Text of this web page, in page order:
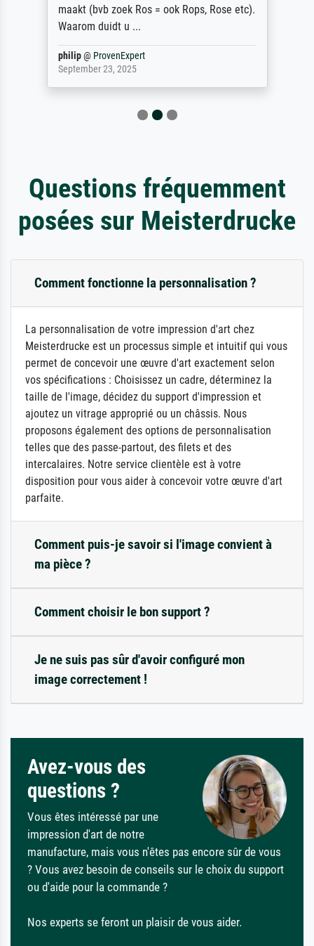
maakt (bvb zoek Ros = ook Rops, Rose etc).
Waarom duidt u ...
philip@ ProvenExpert
September 23, 2025
Questions fréquemment
posées sur Meisterdrucke
Comment fonctionne la personnalisation ?
La personnalisation de votre impression d'art chez
Meisterdrucke est un processus simple et intuitif qui vous
permet de concevoir une œuvre d'art exactement selon
vos spécifications : Choisissez un cadre, déterminez la
taille de l'image, décidez du support d'impression et
ajoutez un vitrage approprié ou un châssis. Nous
proposons également des options de personnalisation
telles que des passe-partout, des filets et des
intercalaires. Notre service clientèle est à votre
disposition pour vous aider à concevoir votre œuvre d'art
parfaite.
Comment puis-je savoir si l'image convient à
ma pièce ?
Comment choisir le bon support ?
Je ne suis pas sûr d'avoir configuré mon
image correctement !
Avez-vous des
questions ?
Vous êtes intéressé par une
impression d'art de notre
manufacture, mais vous n'êtes pas encore sûr de vous
? Vous avez besoin de conseils sur le choix du support
ou d'aide pour la commande ?
Nos experts se feront un plaisir de vous aider.